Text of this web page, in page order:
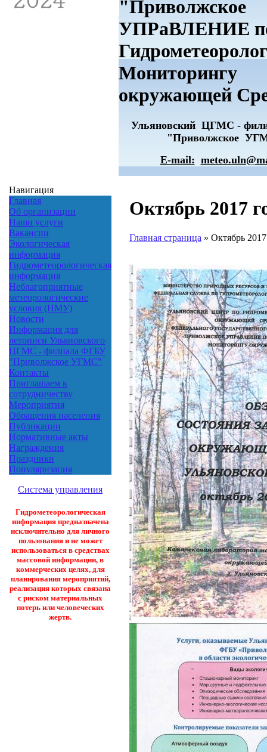
"Приволжское
УПРаВЛЕНИЕ
Мониторингу
окружающей
Ульяновский ЦГМС -
"Приволжское
E-mail:
Навигация
Главная
Об организации
Наши услуги
Вакансии
Экологическая
информация
Гидрометеорологическая
информация
Неблагоприятные
метеорологические
условия (НМУ)
Новости
Информация для
летописи Ульяновского
ЦГМС - филиала ФГБУ
"Приволжское УГМС"
Контакты
Приглашаем к
сотрудничеству
Мероприятия
Обращения населения
Публикации
Нормативные акты
Награждения
Праздники
Популяризация
Система управления
Гидрометеорологическая
информация предназначена
исключительно для личного
пользования и не может
использоваться в средствах
массовой информации, в
коммерческих целях, для
планирования мероприятий,
реализация которых связана
с риском материальных
потерь или человеческих
жертв.
Октябрь 2017
Главная страница » Октябрь